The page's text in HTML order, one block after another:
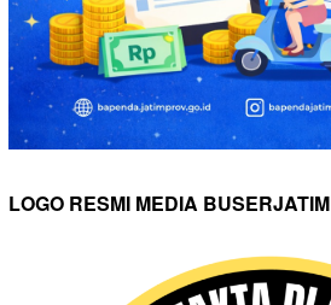
LOGO RESMI MEDIA BUSERJATIM